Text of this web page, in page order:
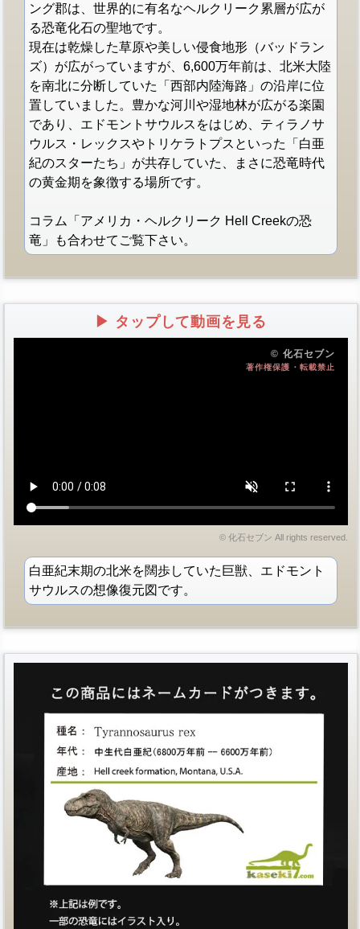
ング郡は、世界的に有名なヘルクリーク累層が広が
る恐竜化石の聖地です。
現在は乾燥した草原や美しい侵食地形（バッドラン
ズ）が広がっていますが、6,600万年前は、北米大陸
を南北に分断していた「西部内陸海路」の沿岸に位
置していました。豊かな河川や湿地林が広がる楽園
であり、エドモントサウルスをはじめ、ティラノサ
ウルス・レックスやトリケラトプスといった「白亜
紀のスターたち」が共存していた、まさに恐竜時代
の黄金期を象徴する場所です。
コラム「アメリカ・ヘルクリーク Hell Creekの恐
竜」も合わせてご覧下さい。
▶ タップして動画を見る
© 化石セブン
著作権保護・転載禁止
© 化石セブン All rights reserved.
白亜紀末期の北米を闊歩していた巨獣、エドモント
サウルスの想像復元図です。